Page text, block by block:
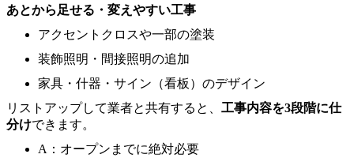
あとから足せる・変えやすい工事
アクセントクロスや一部の塗装
装飾照明・間接照明の追加
家具・什器・サイン（看板）のデザイン
リストアップして業者と共有すると、 工事内容を3段階に仕
分けできます。
A：オープンまでに絶対必要